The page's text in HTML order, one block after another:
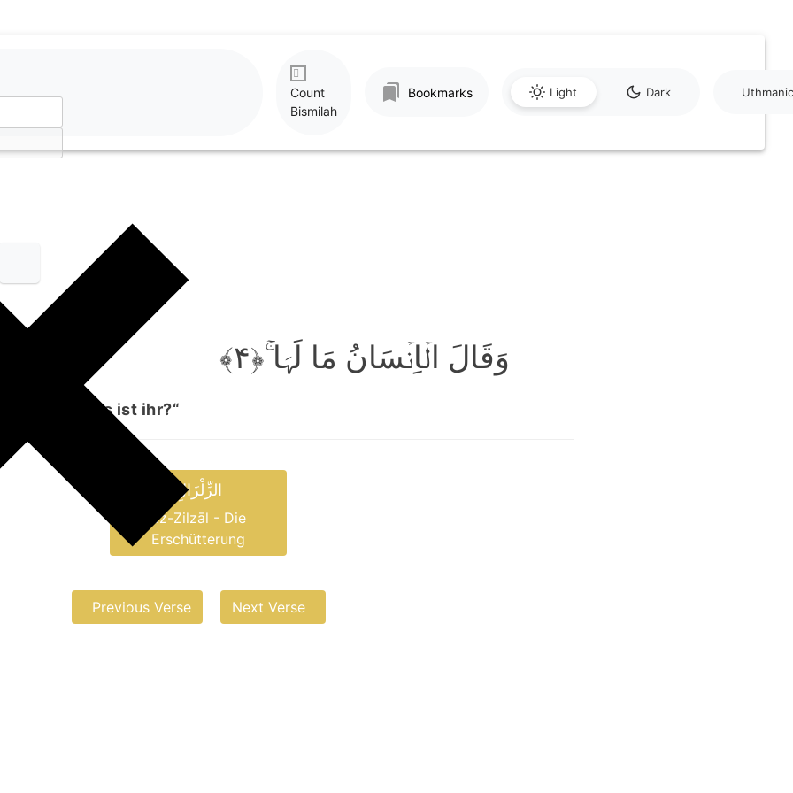
Count
Bismilah
Bookmarks Light Dark Uthmanic
وَقَالَ الۡاِنۡسَانُ مَا لَہَا ۚ﴿۴﴾
„Was ist ihr?“
الزِّلْزَالِ
az-Zilzāl - Die
Erschütterung
Previous Verse Next Verse